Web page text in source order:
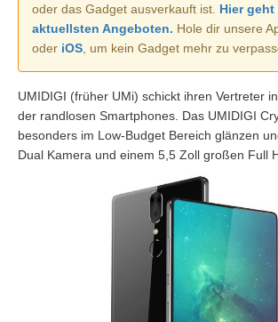
oder das Gadget ausverkauft ist. Hier geht
aktuellsten Angeboten. Hole dir unsere
oder iOS , um kein Gadget mehr zu
UMIDIGI (früher UMi) schickt ihren Vertreter
der randlosen Smartphones. Das UMIDIGI
besonders im Low-Budget Bereich glänzen
Dual Kamera und einem 5,5 Zoll großen Full